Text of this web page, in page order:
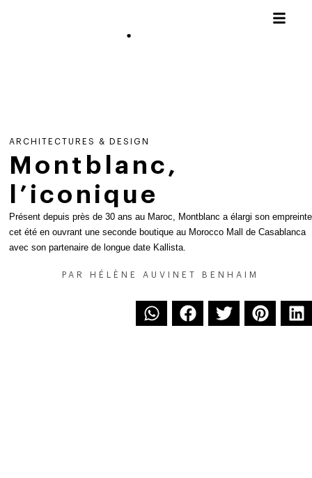
ARCHITECTURES & DESIGN
Montblanc,
l’iconique
Présent depuis près de 30 ans au Maroc, Montblanc a élargi son empreinte
cet été en ouvrant une seconde boutique au Morocco Mall de Casablanca
avec son partenaire de longue date Kallista.
PAR HÉLÈNE AUVINET BENHAIM